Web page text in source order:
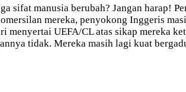
sifat manusia berubah? Jangan harap!
mereka, penyokong Inggeris
UEFA/CL atas sikap mereka
tidak. Mereka masih lagi kuat